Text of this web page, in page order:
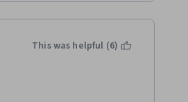
This was helpful (6)